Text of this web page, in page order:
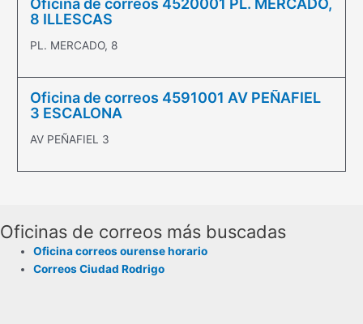
Oficina de correos 4520001 PL. MERCADO,
8 ILLESCAS
PL. MERCADO, 8
Oficina de correos 4591001 AV PEÑAFIEL
3 ESCALONA
AV PEÑAFIEL 3
Oficinas de correos más buscadas
Oficina correos ourense horario
Correos Ciudad Rodrigo